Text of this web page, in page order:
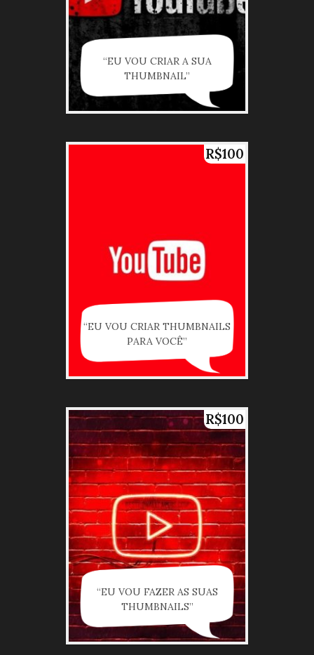
“EU VOU CRIAR A SUA
THUMBNAIL”
R$100
“EU VOU CRIAR THUMBNAILS
PARA VOCÊ”
R$100
“EU VOU FAZER AS SUAS
THUMBNAILS”